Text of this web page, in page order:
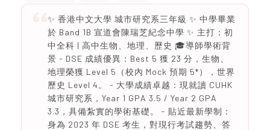
✨ 香港中文大學 城市研究系三年級 ✨ 中學畢業
於 Band 1B 宣道會陳瑞芝紀念中學 ✨ 主打：初
中全科 | 高中生物、地理、歷史 🎓導師學術背
景 - DSE 成績優異：Best 5 獲 23 分，生物、
地理榮獲 Level 5（校內 Mock 預期 5*），世界
歷史 Level 4。 - 大學成績卓越：現就讀 CUHK
城市研究系，Year 1 GPA 3.5 / Year 2 GPA
3.3，具備紮實的學術基礎。 - 貼近最新學制：
身為 2023 年 DSE 考生，對現行考試趨勢、答